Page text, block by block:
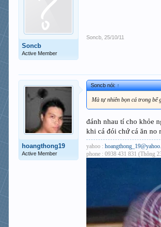
Soncb
Active Member
Soncb 25/10/11
hoangthong19
Active Member
Soncb nói:↑
Mà tự nhiên bọn cá trong bể
đánh nhau tí cho khỏe
khi cá đói chứ cá ăn no
yahoo :
phone : 0938 431 831 (Thông